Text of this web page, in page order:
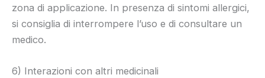
zona di applicazione. In presenza di sintomi allergici,
si consiglia di interrompere l’uso e di consultare un
medico.
6) Interazioni con altri medicinali